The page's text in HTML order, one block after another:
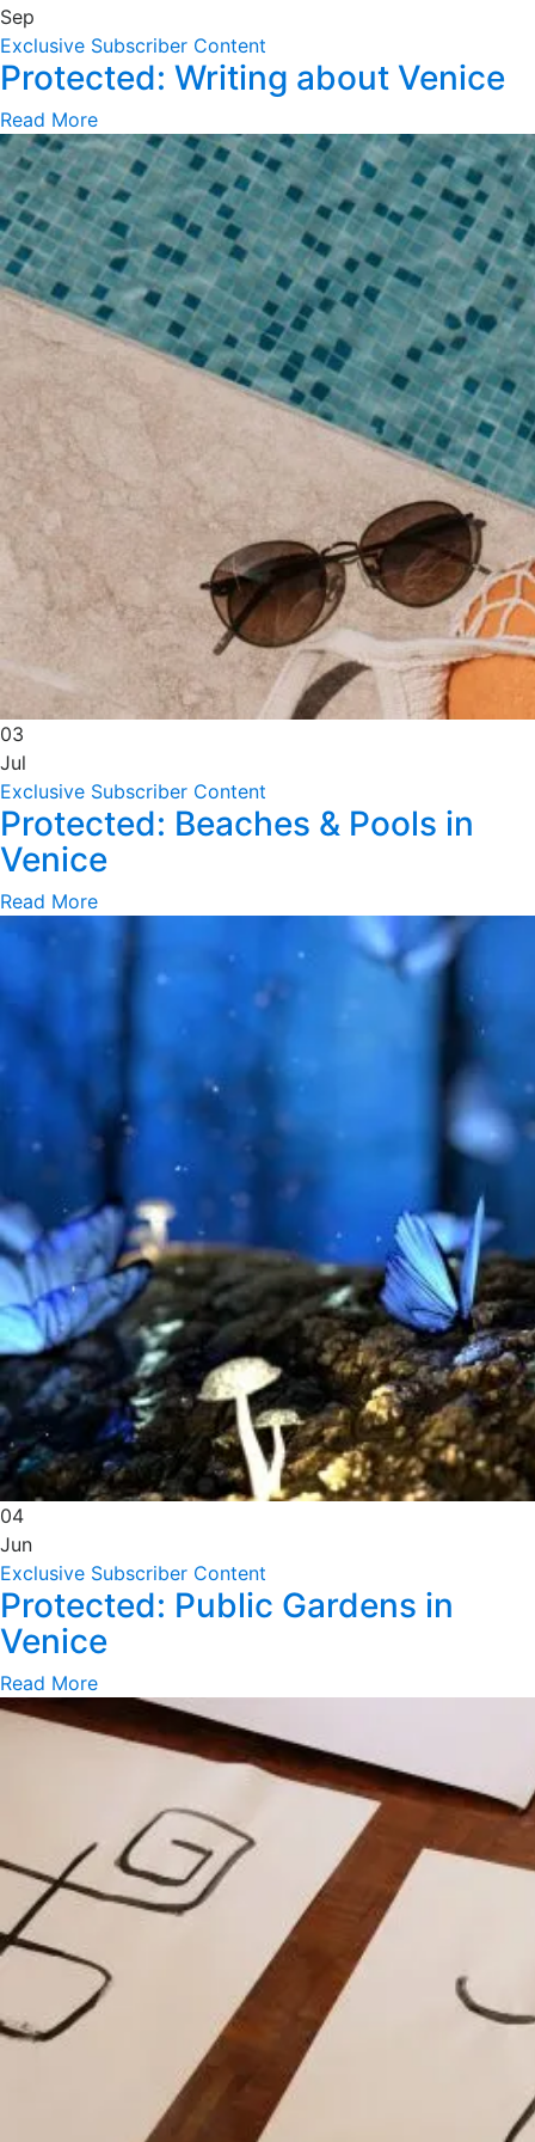
Sep
Exclusive Subscriber Content
Protected: Writing about Venice
Read More
03
Jul
Exclusive Subscriber Content
Protected: Beaches & Pools in
Venice
Read More
04
Jun
Exclusive Subscriber Content
Protected: Public Gardens in
Venice
Read More